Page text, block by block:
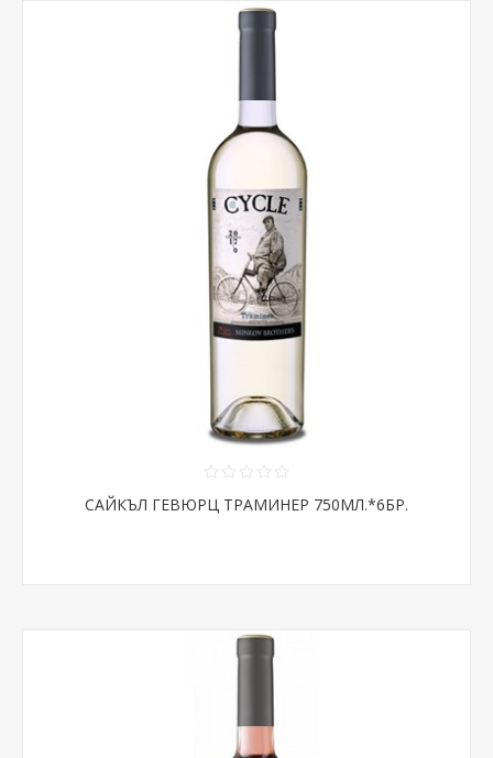
САЙКЪЛ ГЕВЮРЦ ТРАМИНЕР 750МЛ.*6БР.